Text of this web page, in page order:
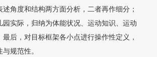
角度和结构两方面分析，二者再作细分；
园实际，归纳为体能状况、运动知识、运动
后，对目标框架各小点进行操作性定义，
规范性。